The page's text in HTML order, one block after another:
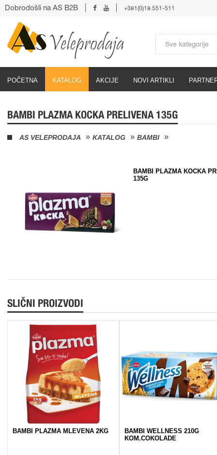
POČETNA KATALOG AKCIJE NOVI ARTIKLI
Dobrodošli na AS B2B +381(0)18 551-511
BAMBI PLAZMA KOCKA PRELIVENA 135G
AS VELEPRODAJA KATALOG BAMBI
BAMBI PLAZMA KOCKA
135G
SLIČNI PROIZVODI
BAMBI PLAZMA MLEVENA 2KG
BAMBI WELLNESS 210G
KOM.COKOLADE